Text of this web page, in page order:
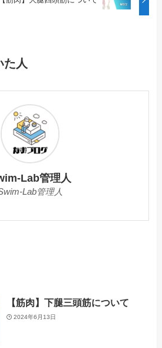
た人
Lab管理人
Lab管理人
【筋肉】下腿三頭筋について
2024年6月13日